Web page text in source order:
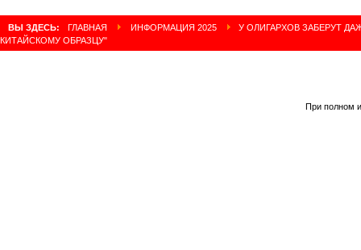
ВЫ ЗДЕСЬ: ГЛАВНАЯ ИНФОРМАЦИЯ 2025
У ОЛИГАРХОВ ЗАБЕРУТ
КИТАЙСКОМУ ОБРАЗЦУ"
При полном